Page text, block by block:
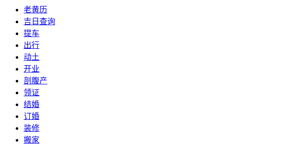
老黄历
吉日查询
提车
出行
动土
开业
剖腹产
领证
结婚
订婚
装修
搬家